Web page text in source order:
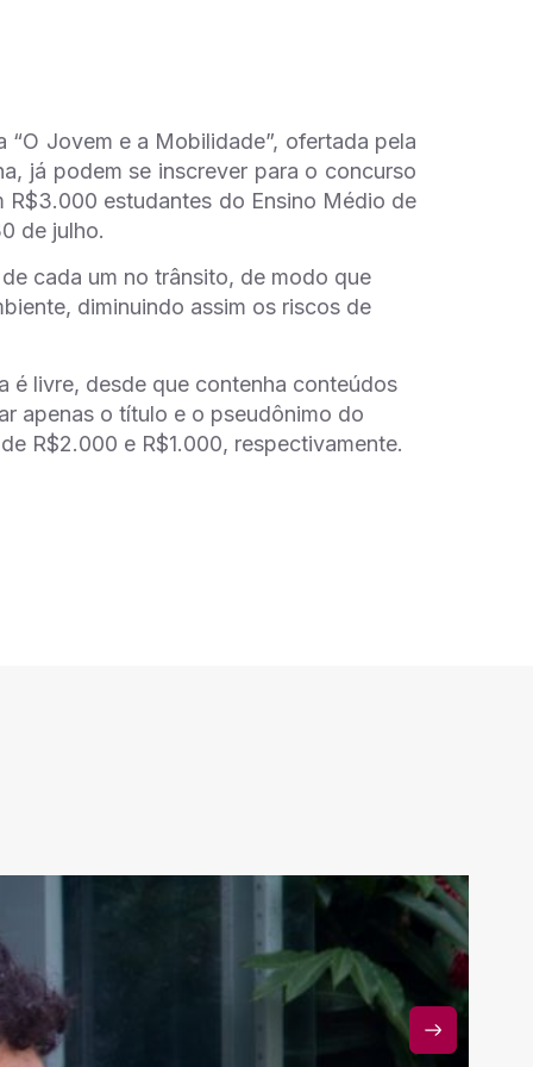
Jovem e a Mobilidade”, ofertada pela
já podem se inscrever para o concurso
R$3.000 estudantes do Ensino Médio de
de julho.
cada um no trânsito, de modo que
diminuindo assim os riscos de
é livre, desde que contenha conteúdos
apenas o título e o pseudônimo do
R$2.000 e R$1.000, respectivamente.